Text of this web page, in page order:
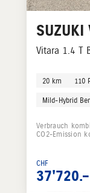
SUZUKI
Vitara 1.4 T
20 km 110
Mild-Hybrid
Verbrauch
CO2-Emission
CHF
37'720.–